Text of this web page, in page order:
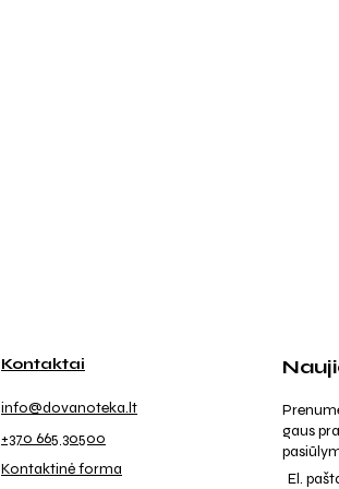
Kontaktai
info@dovanoteka.lt
+370 665 30500
Kontaktinė forma
gaus
El.